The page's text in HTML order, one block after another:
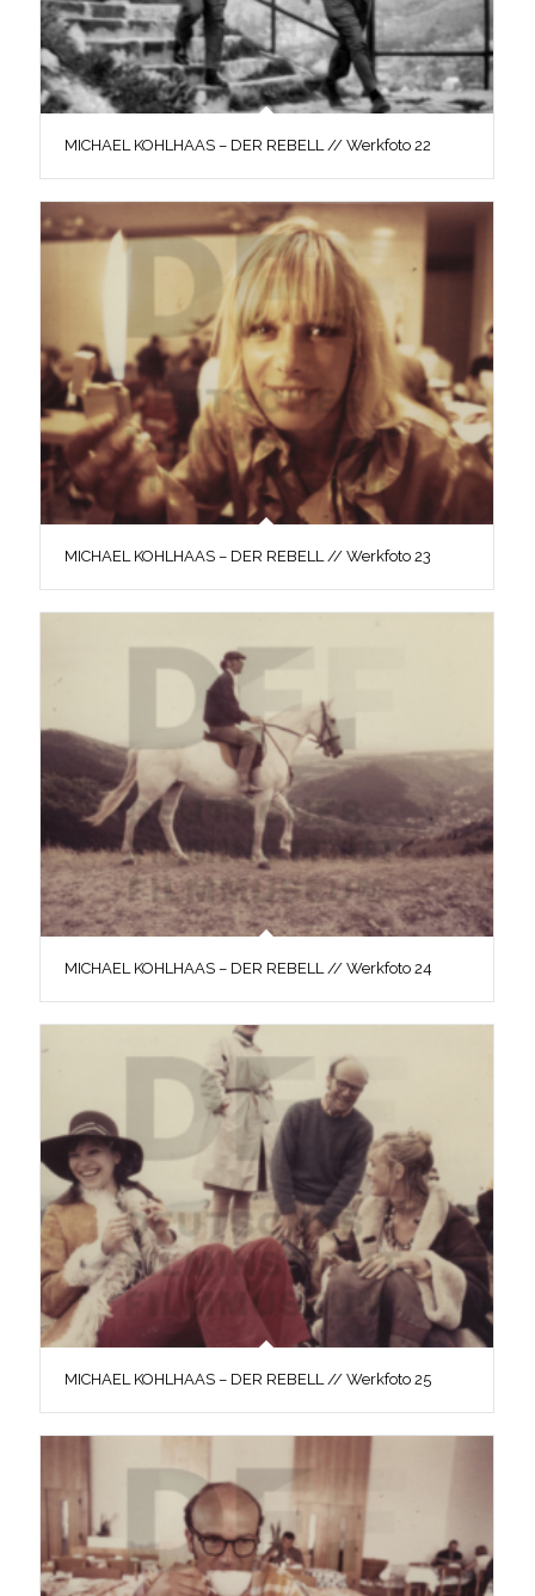
MICHAEL KOHLHAAS – DER REBELL // Werkfoto 22
MICHAEL KOHLHAAS – DER REBELL // Werkfoto 23
MICHAEL KOHLHAAS – DER REBELL // Werkfoto 24
MICHAEL KOHLHAAS – DER REBELL // Werkfoto 25